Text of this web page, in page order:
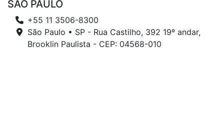
SÃO PAULO
+55 11 3506-8300
São Paulo • SP - Rua Castilho, 392 19º andar,
Brooklin Paulista - CEP: 04568-010